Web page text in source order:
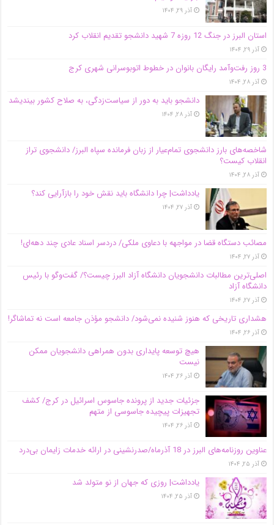
آذر ۲۹, ۱۴۰۴
استان البرز در جنگ 12 روزه 7 شهید دانشجو تقدیم انقلاب کرد
آذر ۲۹, ۱۴۰۴
3 روز رفت‌وآمد رایگان بانوان در خطوط اتوبوسرانی شهری کرج
آذر ۲۸, ۱۴۰۴
دانشجو باید به دور از سیاست‌زدگی، به صلاح کشور بیندیشد
آذر ۲۸, ۱۴۰۴
شاخصه‌های بارز دانشجوی تمام‌عیار از زبان فرمانده سپاه البرز/ دانشجوی تراز
انقلاب کیست؟
آذر ۲۸, ۱۴۰۴
یادداشت| چرا دانشگاه باید نقش خود را بازآرایی کند؟
آذر ۲۷, ۱۴۰۴
مصائب دستگاه قضا در مواجهه با دعاوی ملکی/ دردسر اسناد عادی چند‌ دهه‌ای!
آذر ۲۷, ۱۴۰۴
اصلی‌ترین مطالبات دانشجویان دانشگاه آزاد البرز چیست؟/ گفت‌وگو با رئیس
دانشگاه آز‌اد
آذر ۲۷, ۱۴۰۴
هشداری تاریخی که هنوز شنیده نمی‌شود/ دانشجو مؤذن جامعه است نه تماشاگر!
آذر ۲۶, ۱۴۰۴
هیچ توسعه پایداری بدون همراهی دانشجویان ممکن
نیست
آذر ۲۶, ۱۴۰۴
جزئیات جدید از پرونده جاسوس اسرائیل در کرج/‌ کشف
تجهیزات پیچیده جاسوسی از متهم
آذر ۲۶, ۱۴۰۴
عناوین روزنامه‌های البرز در ‌18 آذرماه/صدرنشینی در ارائه خدمات زایمان بی‌درد
آذر ۲۵, ۱۴۰۴
یادداشت| روزی که جهان از نو متولد شد
آذر ۲۵, ۱۴۰۴